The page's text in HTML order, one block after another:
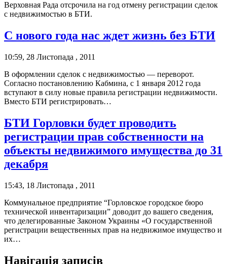
Верховная Рада отсрочила на год отмену регистрации сделок
с недвижимостью в БТИ.
С нового года нас ждет жизнь без БТИ
10:59, 28 Листопада , 2011
В оформлении сделок с недвижимостью — переворот.
Согласно постановлению Кабмина, с 1 января 2012 года
вступают в силу новые правила регистрации недвижимости.
Вместо БТИ регистрировать…
БТИ Горловки будет проводить
регистрации прав собственности на
объекты недвижимого имущества до 31
декабря
15:43, 18 Листопада , 2011
Коммунальное предприятие “Горловское городское бюро
технической инвентаризации” доводит до вашего сведения,
что делегированные Законом Украины «О государственной
регистрации вещественных прав на недвижимое имущество и
их…
Навігація записів